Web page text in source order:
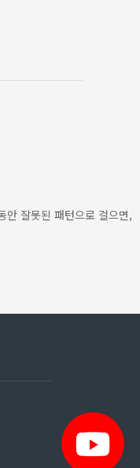
안 잘못된 패턴으로 걸으면,